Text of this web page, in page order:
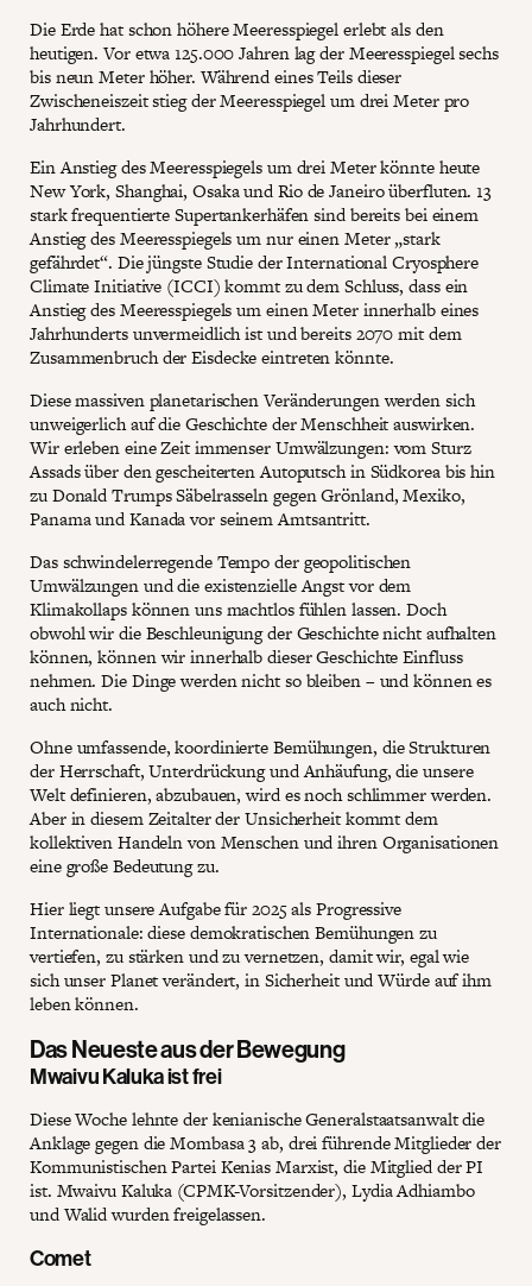
Die Erde hat schon höhere Meeresspiegel erlebt als den
heutigen. Vor etwa 125.000 Jahren lag der Meeresspiegel sechs
bis neun Meter höher. Während eines Teils dieser
Zwischeneiszeit stieg der Meeresspiegel um drei Meter pro
Jahrhundert.
Ein Anstieg des Meeresspiegels um drei Meter könnte heute
New York, Shanghai, Osaka und Rio de Janeiro überfluten. 13
stark frequentierte Supertankerhäfen sind bereits bei einem
Anstieg des Meeresspiegels um nur einen Meter „stark
gefährdet“. Die jüngste Studie der International Cryosphere
Climate Initiative (ICCI) kommt zu dem Schluss, dass ein
Anstieg des Meeresspiegels um einen Meter innerhalb eines
Jahrhunderts unvermeidlich ist und bereits 2070 mit dem
Zusammenbruch der Eisdecke eintreten könnte.
Diese massiven planetarischen Veränderungen werden sich
unweigerlich auf die Geschichte der Menschheit auswirken.
Wir erleben eine Zeit immenser Umwälzungen: vom Sturz
Assads über den gescheiterten Autoputsch in Südkorea bis hin
zu Donald Trumps Säbelrasseln gegen Grönland, Mexiko,
Panama und Kanada vor seinem Amtsantritt.
Das schwindelerregende Tempo der geopolitischen
Umwälzungen und die existenzielle Angst vor dem
Klimakollaps können uns machtlos fühlen lassen. Doch
obwohl wir die Beschleunigung der Geschichte nicht aufhalten
können, können wir innerhalb dieser Geschichte Einfluss
nehmen. Die Dinge werden nicht so bleiben – und können es
auch nicht.
Ohne umfassende, koordinierte Bemühungen, die Strukturen
der Herrschaft, Unterdrückung und Anhäufung, die unsere
Welt definieren, abzubauen, wird es noch schlimmer werden.
Aber in diesem Zeitalter der Unsicherheit kommt dem
kollektiven Handeln von Menschen und ihren Organisationen
eine große Bedeutung zu.
Hier liegt unsere Aufgabe für 2025 als Progressive
Internationale: diese demokratischen Bemühungen zu
vertiefen, zu stärken und zu vernetzen, damit wir, egal wie
sich unser Planet verändert, in Sicherheit und Würde auf ihm
leben können.
Das Neueste aus der Bewegung
Mwaivu Kaluka ist frei
Diese Woche lehnte der kenianische Generalstaatsanwalt die
Anklage gegen die Mombasa 3 ab, drei führende Mitglieder der
Kommunistischen Partei Kenias Marxist, die Mitglied der PI
ist. Mwaivu Kaluka (CPMK-Vorsitzender), Lydia Adhiambo
und Walid wurden freigelassen.
Comet